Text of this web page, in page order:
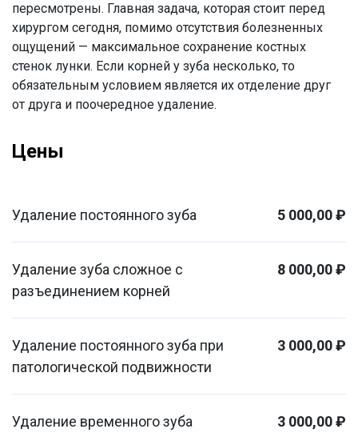
пересмотрены. Главная задача, которая стоит перед
хирургом сегодня, помимо отсутствия болезненных
ощущений — максимальное сохранение костных
стенок лунки. Если корней у зуба несколько, то
обязательным условием является их отделение друг
от друга и поочередное удаление.
Цены
Удаление постоянного зуба 5 000,00 ₽
Удаление зуба сложное с
разъединением корней
8 000,00 ₽
Удаление постоянного зуба при
патологической подвижности
3 000,00 ₽
Удаление временного зуба 3 000,00 ₽